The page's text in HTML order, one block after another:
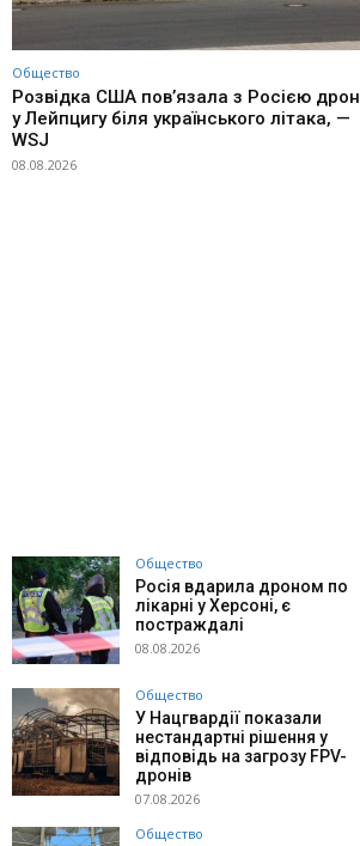
Общество
Розвідка США пов’язала з Росією дрон
у Лейпцигу біля українського літака, —
WSJ
08.08.2026
Общество
Росія вдарила дроном по
лікарні у Херсоні, є
постраждалі
08.08.2026
Общество
У Нацгвардії показали
нестандартні рішення у
відповідь на загрозу FPV-
дронів
07.08.2026
Общество